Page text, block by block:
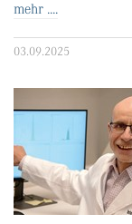
mehr ....
03.09.2025